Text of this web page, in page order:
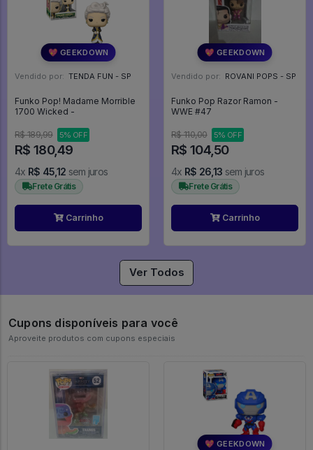
💖 GEEKDOWN
Vendido por: TENDA FUN - SP
Funko Pop! Madame Morrible
1700 Wicked -
R$ 189,99 5% OFF
R$ 180,49
4x R$ 45,12 sem juros
Frete Grátis
Carrinho
💖 GEEKDOWN
Vendido por: ROVANI POPS - SP
Funko Pop Razor Ramon -
WWE #47
R$ 110,00 5% OFF
R$ 104,50
4x R$ 26,13 sem juros
Frete Grátis
Carrinho
Ver Todos
Cupons disponíveis para você
Aproveite produtos com cupons especiais
💖 GEEKDOWN